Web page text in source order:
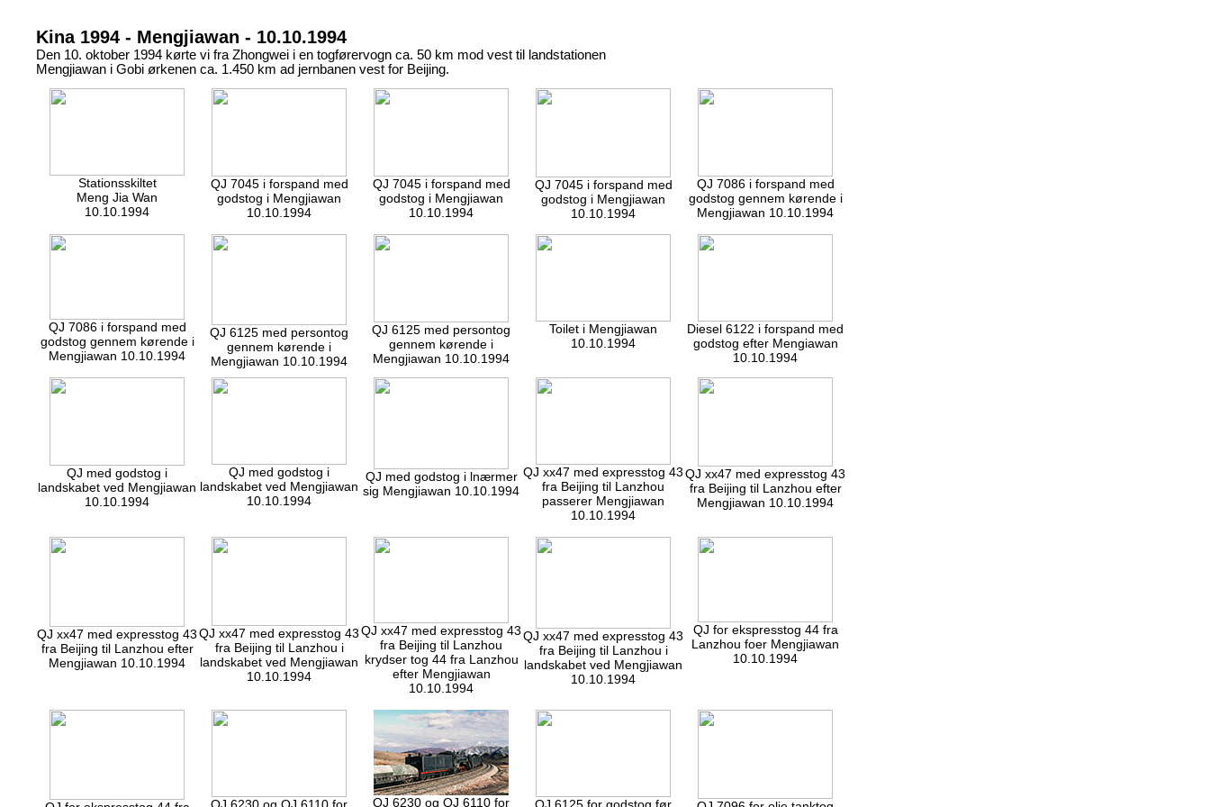
Kina 1994 - Mengjiawan - 10.10.1994
Den 10. oktober 1994 kørte vi fra Zhongwei i en togførervogn ca. 50 km mod vest til landstationen
Mengjiawan i Gobi ørkenen ca. 1.450 km ad jernbanen vest for Beijing.
Stationsskiltet
Meng Jia Wan
10.10.1994
QJ 7045 i forspand med
godstog i Mengjiawan
10.10.1994
QJ 7045 i forspand med
godstog i Mengjiawan
10.10.1994
QJ 7045 i forspand med
godstog i Mengjiawan
10.10.1994
QJ 7086 i forspand med
godstog gennem kørende i
Mengjiawan 10.10.1994
QJ 7086 i forspand med
godstog gennem kørende i
Mengjiawan 10.10.1994
QJ 6125 med persontog
gennem kørende i
Mengjiawan 10.10.1994
QJ 6125 med persontog
gennem kørende i
Mengjiawan 10.10.1994
Toilet i Mengjiawan
10.10.1994
Diesel 6122 i forspand med
godstog efter Mengiawan
10.10.1994
QJ med godstog i
landskabet ved Mengjiawan
10.10.1994
QJ med godstog i
landskabet ved Mengjiawan
10.10.1994
QJ med godstog i lnærmer
sig Mengjiawan 10.10.1994
QJ xx47 med expresstog 43
fra Beijing til Lanzhou
passerer Mengjiawan
10.10.1994
QJ xx47 med expresstog 43
fra Beijing til Lanzhou efter
Mengjiawan 10.10.1994
QJ xx47 med expresstog 43
fra Beijing til Lanzhou efter
Mengjiawan 10.10.1994
QJ xx47 med expresstog 43
fra Beijing til Lanzhou i
landskabet ved Mengjiawan
10.10.1994
QJ xx47 med expresstog 43
fra Beijing til Lanzhou
krydser tog 44 fra Lanzhou
efter Mengjiawan
10.10.1994
QJ xx47 med expresstog 43
fra Beijing til Lanzhou i
landskabet ved Mengjiawan
10.10.1994
QJ for ekspresstog 44 fra
Lanzhou foer Mengjiawan
10.10.1994
QJ 6230 og QJ 6110 for